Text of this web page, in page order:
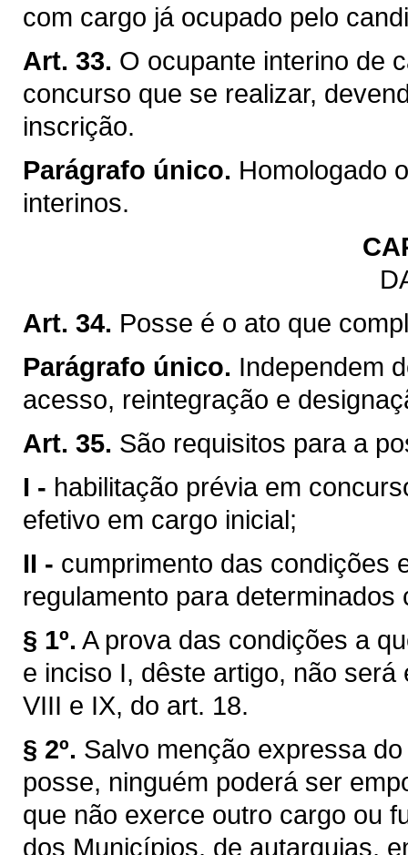
com cargo já ocupado pelo
Art. 33. O ocupante interino de
concurso que se realizar,
inscrição.
Parágrafo único. Homologado
interinos.
Art. 34. Posse é o ato que
Parágrafo único. Independem
acesso, reintegração e
Art. 35. São requisitos para a
I - habilitação prévia em
efetivo em cargo inicial;
II - cumprimento das condições
regulamento para
§ 1º. A prova das condições a
e inciso I, dêste artigo, não
VIII e IX, do art. 18.
§ 2º. Salvo menção expressa
posse, ninguém poderá ser
que não exerce outro cargo ou
dos Municípios, de autarquias,